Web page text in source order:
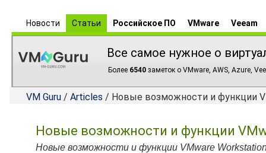
Новости Статьи Российское ПО VMware Veeam
Все самое нужное о
Более 6540 заметок о VMware, AWS, Azure,
VM Guru / Articles / Новые возможности и функции
Новые возможности и функции
Новые возможности и функции VMware